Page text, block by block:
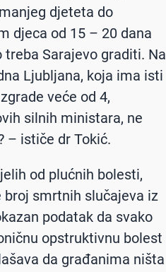
djeteta do
djeca od 15 – 20 dana
Sarajevo graditi. Na
Ljubljana, koja ima isti
veće od 4,
silnih ministara, ne
– ističe dr Tokić.
od plućnih bolesti,
broj smrtnih slučajeva iz
podatak da svako
opstruktivnu bolest
da građanima ništa